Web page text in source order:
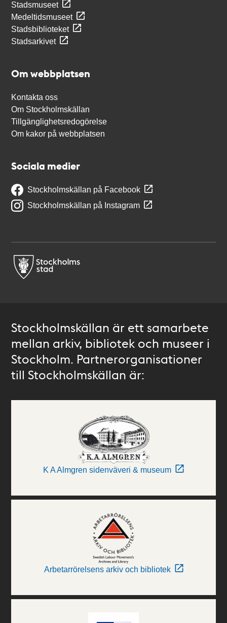
Stadsmuseet
Medeltidsmuseet
Stadsbiblioteket
Stadsarkivet
Om webbplatsen
Kontakta oss
Om Stockholmskällan
Tillgänglighetsredogörelse
Om kakor på webbplatsen
Sociala medier
Stockholmskällan på Facebook
Stockholmskällan på Instagram
Stockholmskällan är ett samarbete
mellan arkiv, bibliotek och museer i
Stockholm. Partnerorganisationer
till Stockholmskällan är:
K A Almgren sidenväveri & museum
Arbetarrörelsens arkiv och bibliotek